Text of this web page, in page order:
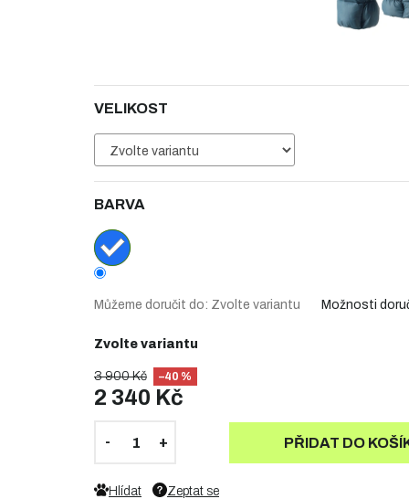
3 900 Kč –40 %
2 340 Kč
Zvolte variantu
VELIKOST
BARVA
Můžeme doručit do: Zvolte variantu Možnosti
PŘIDAT DO
Zeptat se
Hlídat